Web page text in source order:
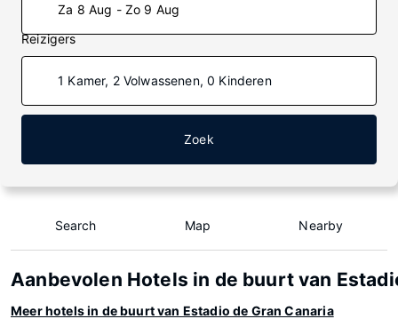
Za 8 Aug - Zo 9 Aug
Reizigers
1 Kamer, 2 Volwassenen, 0 Kinderen
Zoek
Search Map Nearby
Aanbevolen Hotels in de buurt van
Meer hotels in de buurt van Estadio de Gran Canaria